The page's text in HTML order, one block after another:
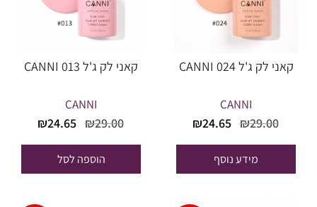
קאני לק ג'ל CANNI 024
CANNI
₪29.00
המחיר
היה:
₪29.00.
₪24.65
הוא:
מידע נוסף
קאני לק ג'ל CANNI 013
CANNI
₪29.00
המחיר
היה:
₪29.00.
₪24.65
הוא:
הוספה לסל